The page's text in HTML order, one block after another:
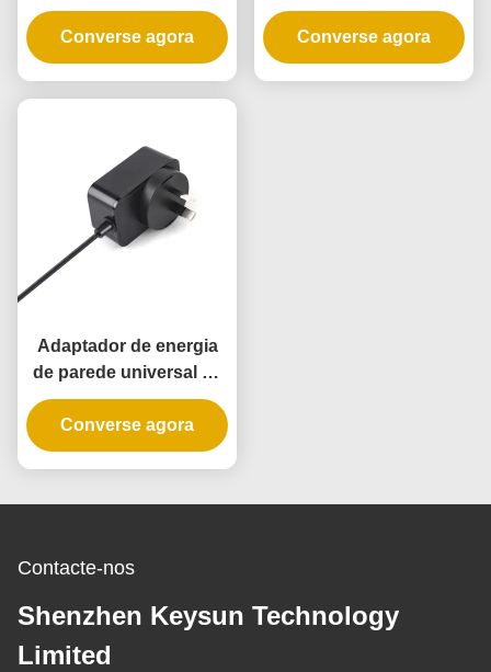
com 3 anos de garantia
e alimentação AC DC
Converse agora
de 72W Max, certificada
UL CE, com 3 anos de
garantia
Converse agora
Adaptador de energia
de parede universal de
10 W com 3 anos de
garantia e múltiplas
tensões de saída
Converse agora
Contacte-nos
Shenzhen Keysun Technology
Limited